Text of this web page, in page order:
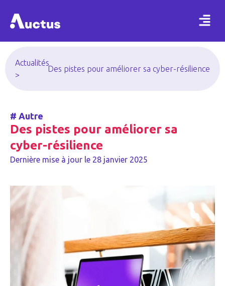
Actualités
>
Des pistes pour améliorer sa cyber-résilience
# Autre
Des pistes pour améliorer sa
cyber-résilience
Dernière mise à jour le 28 janvier 2025